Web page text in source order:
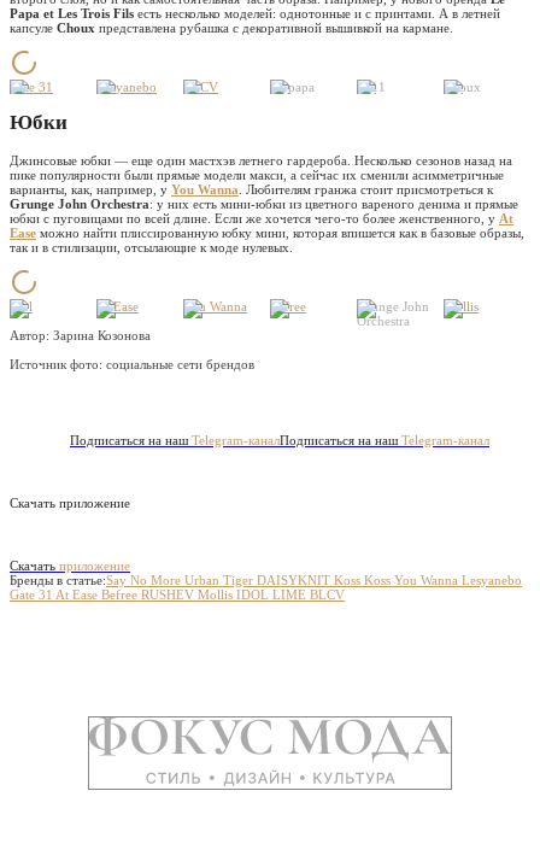
Papa et Les Trois Fils есть несколько моделей: однотонные и с принтами. А в летней
капсуле Choux представлена рубашка с декоративной вышивкой на кармане.
Gate 31 Lesyanebo BLCV Le papa 1811 Choux
Юбки
Джинсовые юбки — еще один мастхэв летнего гардероба. Несколько сезонов назад на
пике популярности были прямые модели макси, а сейчас их сменили асимметричные
варианты, как, например, у You Wanna . Любителям гранжа стоит присмотреться к
Grunge John Orchestra: у них есть мини-юбки из цветного вареного денима и прямые
юбки с пуговицами по всей длине. Если же хочется чего-то более женственного, у At
Ease можно найти плиссированную юбку мини, которая впишется как в базовые образы,
так и в стилизации, отсылающие к моде нулевых.
Idol At Ease You Wanna Befree
Grunge John
Orchestra
Mollis
Автор: Зарина Козонова
Источник фото: социальные сети брендов
Подписаться на наш Telegram-каналПодписаться на наш Telegram-канал
Скачать приложение
Скачать приложение
Бренды в статье:Say No More Urban Tiger DAISYKNIT Koss Koss You Wanna Lesyanebo
Gate 31 At Ease Befree RUSHEV Mollis IDOL LIME BLCV